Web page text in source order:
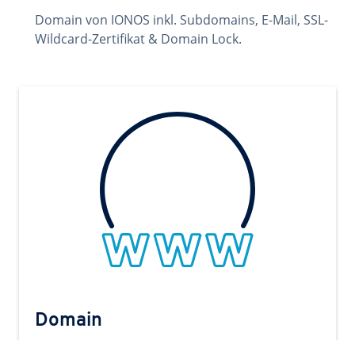
Domain von IONOS inkl. Subdomains, E-Mail, SSL-
Wildcard-Zertifikat & Domain Lock.
Domain